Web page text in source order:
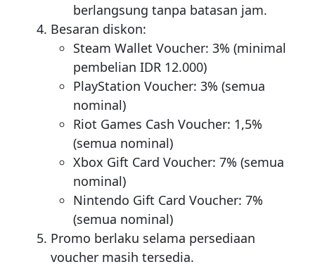
berlangsung tanpa batasan jam.
Besaran diskon:
Steam Wallet Voucher: 3% (minimal
pembelian IDR 12.000)
PlayStation Voucher: 3% (semua
nominal)
Riot Games Cash Voucher: 1,5%
(semua nominal)
Xbox Gift Card Voucher: 7% (semua
nominal)
Nintendo Gift Card Voucher: 7%
(semua nominal)
Promo berlaku selama persediaan
voucher masih tersedia.